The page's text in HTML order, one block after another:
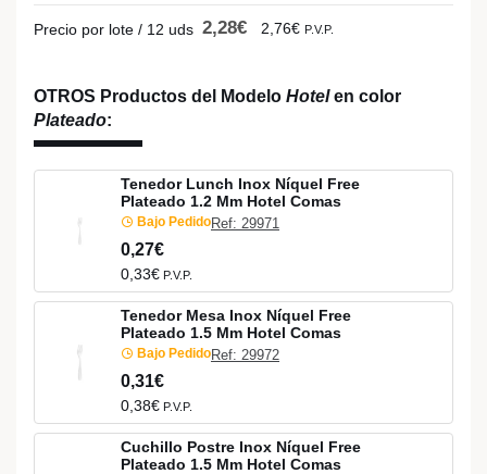
Precio por lote / 12 uds 2,28€ 2,76€ P.V.P.
OTROS Productos del Modelo Hotelen color
Plateado:
Tenedor Lunch Inox Níquel Free
Plateado 1.2 Mm Hotel Comas
Bajo PedidoRef: 29971
0,27€
0,33€ P.V.P.
Tenedor Mesa Inox Níquel Free
Plateado 1.5 Mm Hotel Comas
Bajo PedidoRef: 29972
0,31€
0,38€ P.V.P.
Cuchillo Postre Inox Níquel Free
Plateado 1.5 Mm Hotel Comas